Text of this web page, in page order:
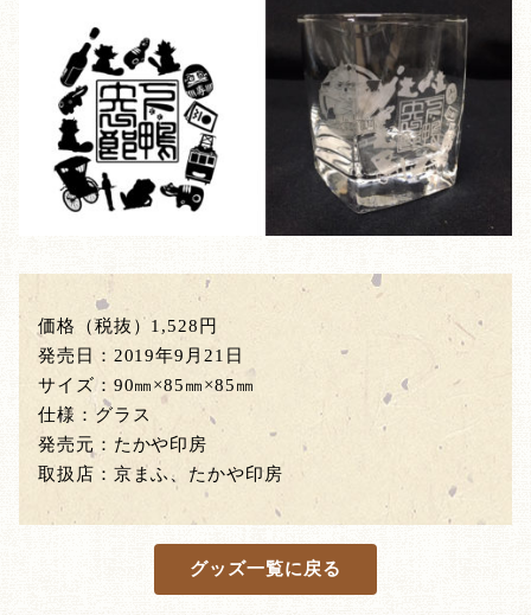
価格（税抜）1,528円
発売日：2019年9月21日
サイズ：90㎜×85㎜×85㎜
仕様：グラス
発売元：たかや印房
取扱店：京まふ、たかや印房
グッズ一覧に戻る